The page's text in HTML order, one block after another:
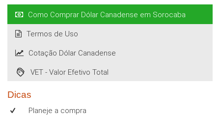
Como Comprar Dólar Canadense em Sorocaba
Termos de Uso
Cotação Dólar Canadense
VET - Valor Efetivo Total
Dicas
Planeje a compra